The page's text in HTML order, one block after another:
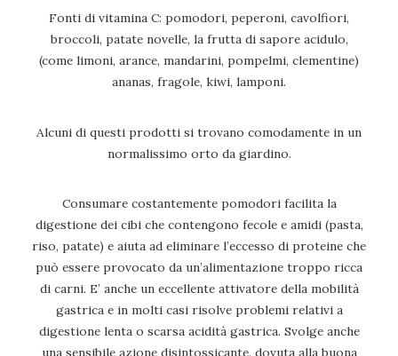
Fonti di vitamina C: pomodori, peperoni, cavolfiori,
broccoli, patate novelle, la frutta di sapore acidulo,
(come limoni, arance, mandarini, pompelmi, clementine)
ananas, fragole, kiwi, lamponi.
Alcuni di questi prodotti si trovano comodamente in un
normalissimo orto da giardino.
Consumare costantemente pomodori facilita la
digestione dei cibi che contengono fecole e amidi (pasta,
riso, patate) e aiuta ad eliminare l’eccesso di proteine che
può essere provocato da un’alimentazione troppo ricca
di carni. E’ anche un eccellente attivatore della mobilità
gastrica e in molti casi risolve problemi relativi a
digestione lenta o scarsa acidità gastrica. Svolge anche
una sensibile azione disintossicante, dovuta alla buona